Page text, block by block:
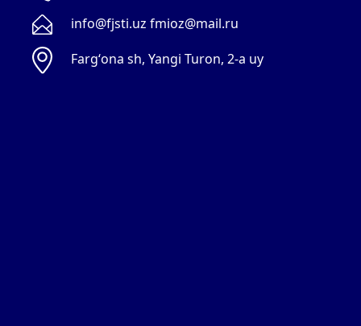
info@fjsti.uz fmioz@mail.ru
Fargʻona sh, Yangi Turon, 2-a uy